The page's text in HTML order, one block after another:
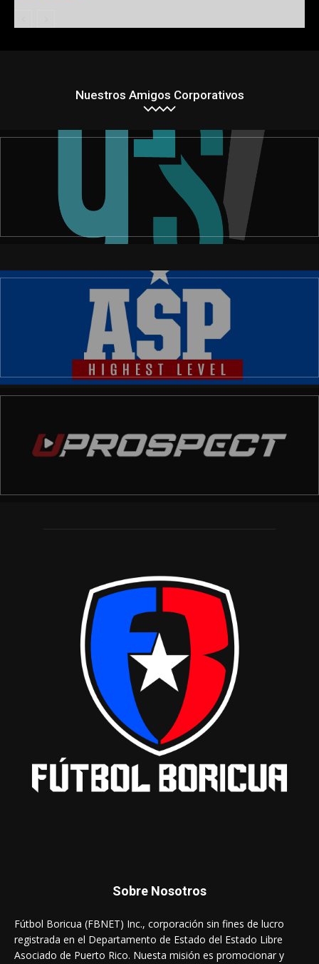
Nuestros Amigos Corporativos
Sobre Nosotros
Fútbol Boricua (FBNET) Inc., corporación sin fines de lucro
registrada en el Departamento de Estado del Estado Libre
Asociado de Puerto Rico. Nuesta misión es promocionar y